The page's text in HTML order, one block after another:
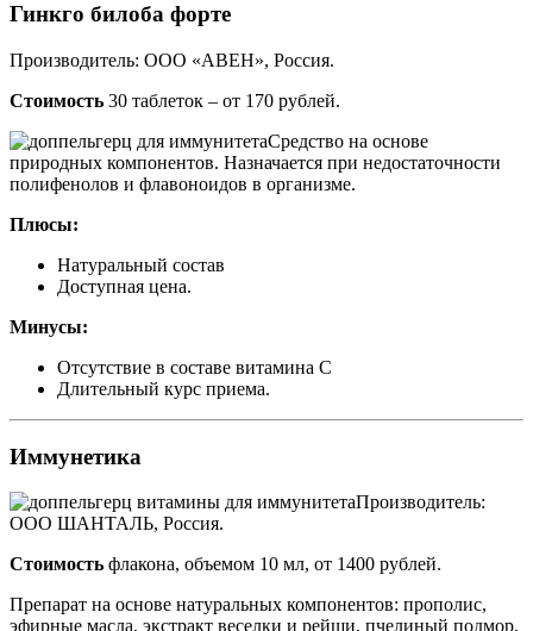
Гинкго билоба форте
Производитель: ООО «АВЕН», Россия.
Стоимость 30 таблеток – от 170 рублей.
Средство на основе
природных компонентов. Назначается при недостаточности
полифенолов и флавоноидов в организме.
Плюсы:
Натуральный состав
Доступная цена.
Минусы:
Отсутствие в составе витамина С
Длительный курс приема.
Иммунетика
Производитель:
ООО ШАНТАЛЬ, Россия.
Стоимость флакона, объемом 10 мл, от 1400 рублей.
Препарат на основе натуральных компонентов: прополис,
эфирные масла, экстракт веселки и рейши, пчелиный подмор,